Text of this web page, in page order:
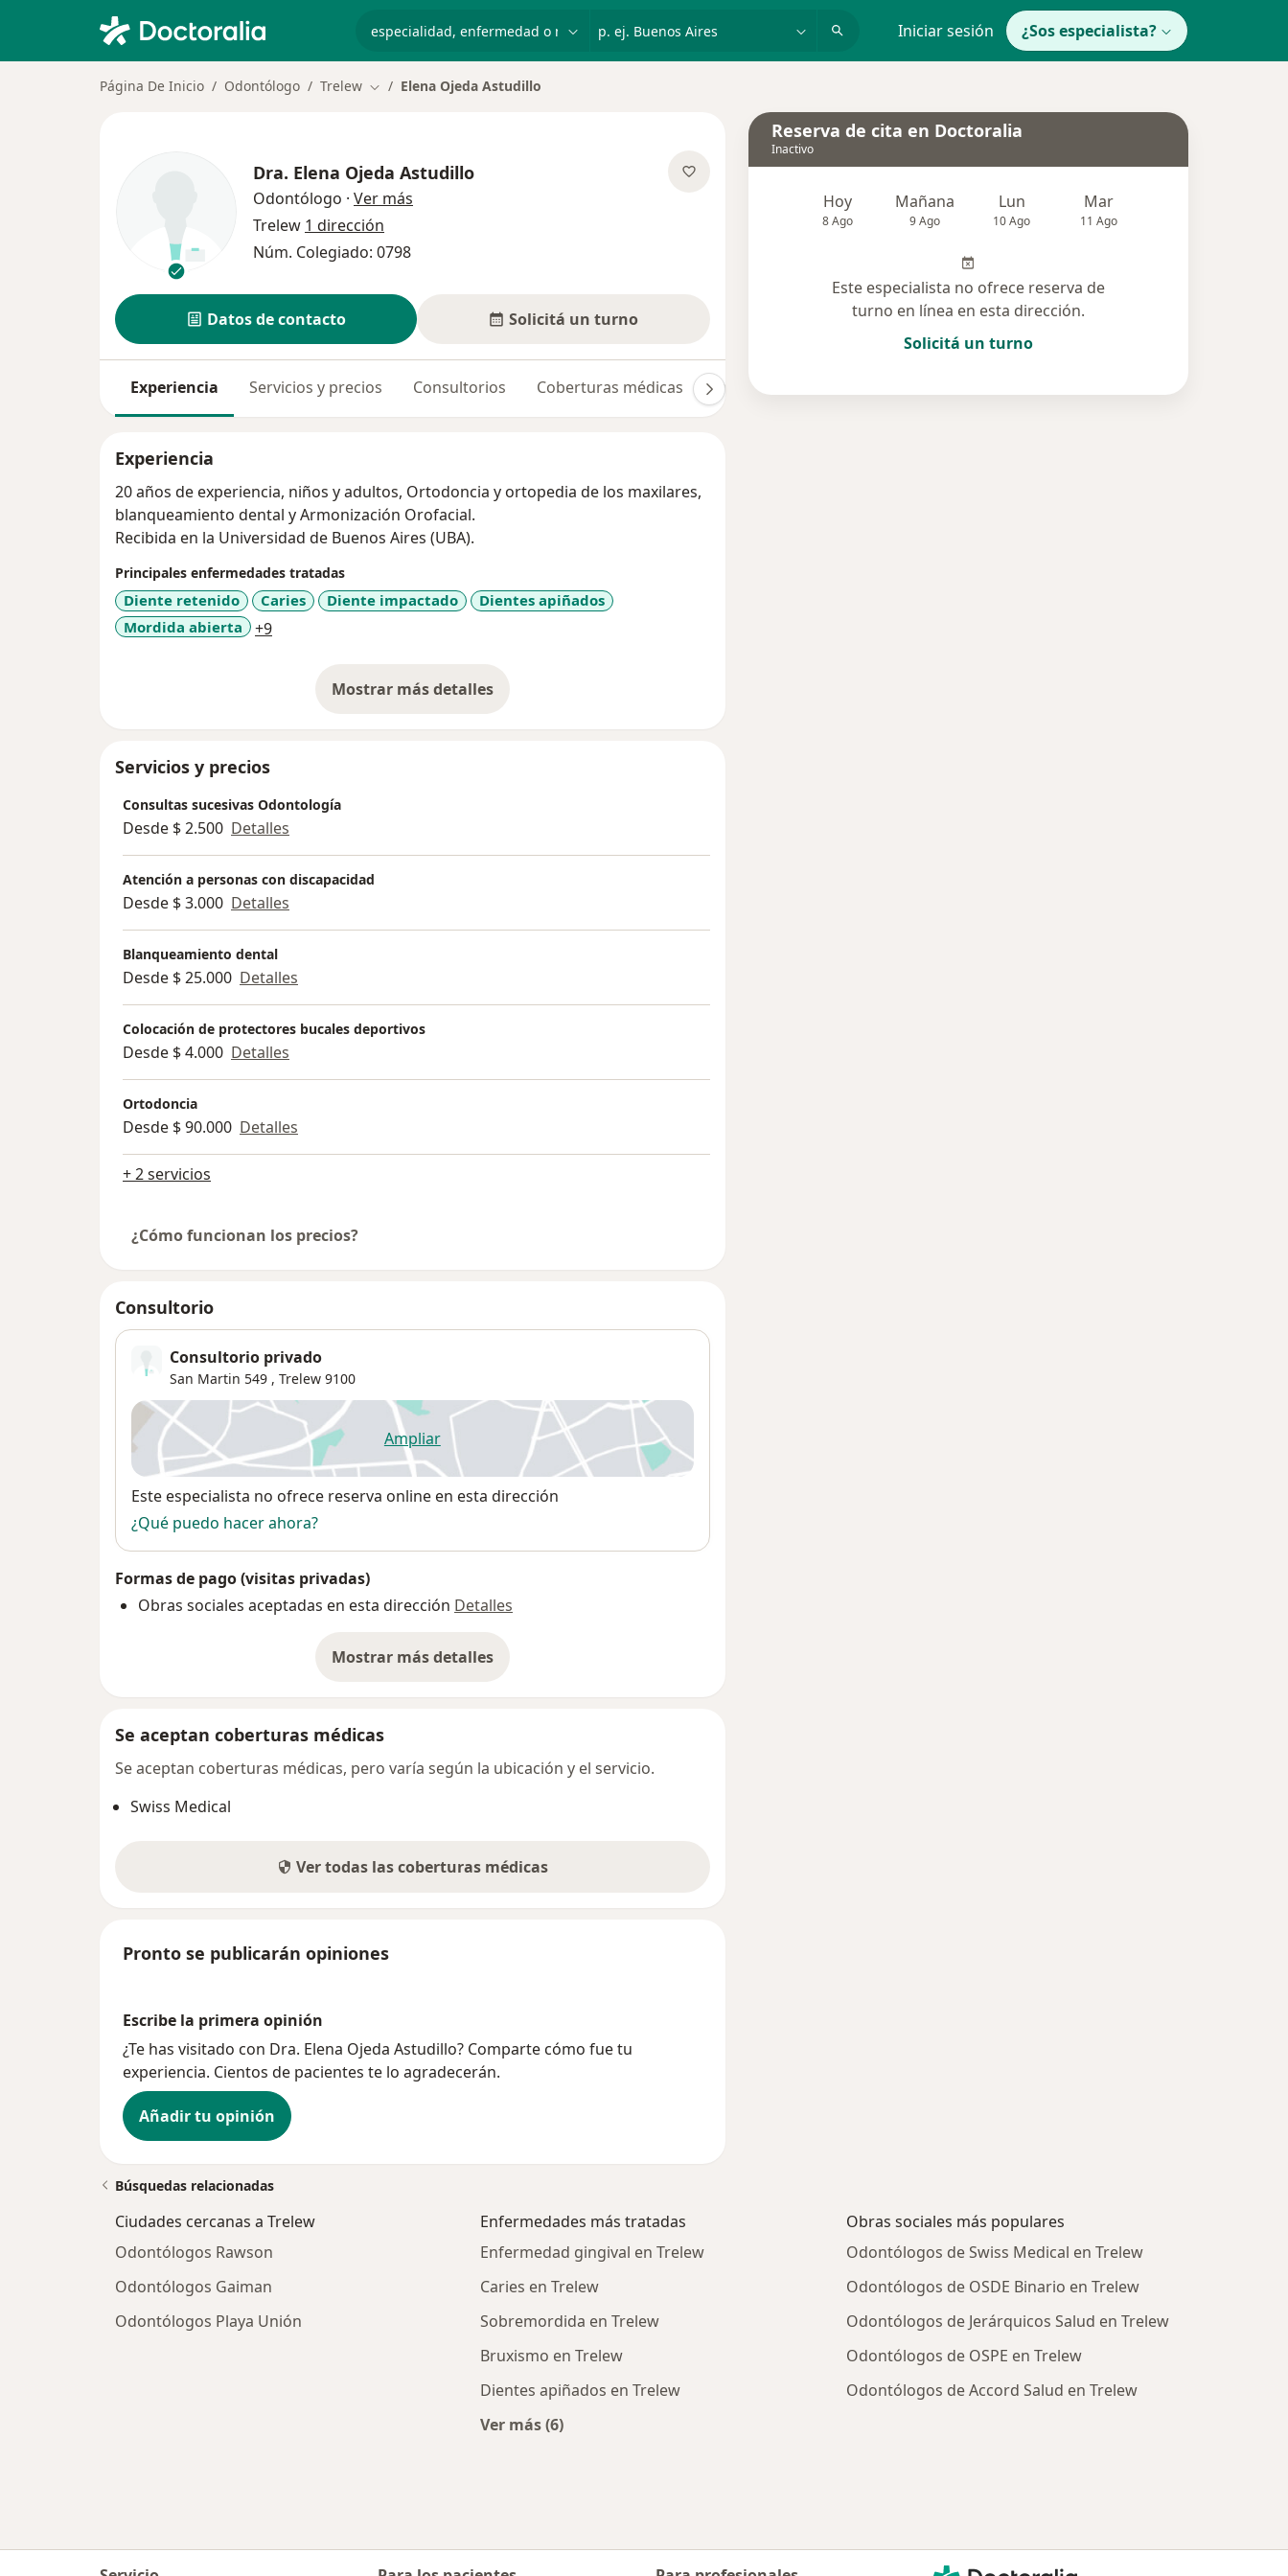
Iniciar sesión ¿Sos especialista?
Página De Inicio Odontólogo Trelew Cambiar de ciudad
Elena Ojeda Astudillo
Dra. Elena Ojeda Astudillo
Odontólogo · Ver más
Trelew 1 dirección
Núm. Colegiado: 0798
Datos de contacto Solicitá un turno
Experiencia Servicios y precios Consultorios Coberturas médicas Opiniones
Experiencia
20 años de experiencia, niños y adultos, Ortodoncia y ortopedia de los maxilares,
blanqueamiento dental y Armonización Orofacial.
Recibida en la Universidad de Buenos Aires (UBA).
Principales enfermedades tratadas
Diente retenido Caries Diente impactado
Dientes apiñados
Mordida abierta
+9a11y_sr_more_diseases
Mostrar más detalles
sobre la experiencia
Servicios y precios
Consultas sucesivas Odontología
Desde $ 2.500 Detalles
Atención a personas con discapacidad
Desde $ 3.000 Detalles
Blanqueamiento dental
Desde $ 25.000 Detalles
Colocación de protectores bucales deportivos
Desde $ 4.000 Detalles
Ortodoncia
Desde $ 90.000 Detalles
+ 2 servicios
¿Cómo funcionan los precios?
Consultorio
Consultorio privado
San Martin 549 , Trelew 9100
Ampliarse abre en una nueva pestaña
Disponibilidad
Este especialista no ofrece reserva online en esta dirección
¿Qué puedo hacer ahora?
Formas de pago (visitas privadas)
Obras sociales aceptadas en esta dirección Detalles
Mostrar más detalles
sobre la dirección
Se aceptan coberturas médicas
Se aceptan coberturas médicas, pero varía según la ubicación y el servicio.
Swiss Medical
Ver todas las coberturas médicas
Pronto se publicarán opiniones
Escribe la primera opinión
¿Te has visitado con Dra. Elena Ojeda Astudillo? Comparte cómo fue tu
experiencia. Cientos de pacientes te lo agradecerán.
Añadir tu opinión
Reserva de cita en Doctoralia
Inactivo
Hoy
8 Ago
Mañana
9 Ago
Lun
10 Ago
Mar
11 Ago
Este especialista no ofrece reserva de
turno en línea en esta dirección.
Solicitá un turno
Búsquedas relacionadas
Ciudades cercanas a Trelew
Odontólogos Rawson
Odontólogos Gaiman
Odontólogos Playa Unión
Enfermedades más tratadas
Enfermedad gingival en Trelew
Caries en Trelew
Sobremordida en Trelew
Bruxismo en Trelew
Dientes apiñados en Trelew
Ver más (6)
Obras sociales más populares
Odontólogos de Swiss Medical en Trelew
Odontólogos de OSDE Binario en Trelew
Odontólogos de Jerárquicos Salud en Trelew
Odontólogos de OSPE en Trelew
Odontólogos de Accord Salud en Trelew
Doctoralia - Página de inicio